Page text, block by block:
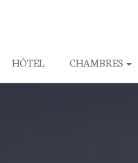
HÔTEL CHAMBRES